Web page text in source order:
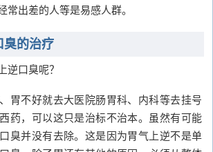
常出差的人等是易感人群。
臭的治疗
逆口臭呢？
胃不好就去大医院肠胃科、内科等去挂号
药，可以这只是治标不治本。虽然有可能
臭并没有去除。这是因为胃气上逆不是单